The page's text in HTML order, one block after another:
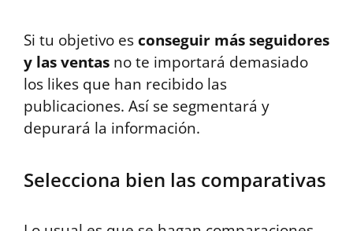
Si tu objetivo esconseguir más seguidores
y las ventas no te importará demasiado
los likes que han recibido las
publicaciones. Así se segmentará y
depurará la información.
Selecciona bien las comparativas